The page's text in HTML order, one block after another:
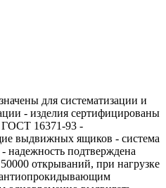
для систематизации и
- изделия сертифицированы
ГОСТ 16371-93 -
выдвижных ящиков - система
подтверждена
открываний, при нагрузке